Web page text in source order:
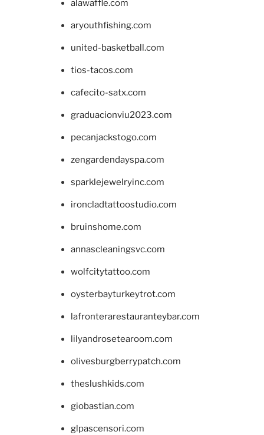
alawaffle.com
aryouthfishing.com
united-basketball.com
tios-tacos.com
cafecito-satx.com
graduacionviu2023.com
pecanjackstogo.com
zengardendayspa.com
sparklejewelryinc.com
ironcladtattoostudio.com
bruinshome.com
annascleaningsvc.com
wolfcitytattoo.com
oysterbayturkeytrot.com
lafronterarestauranteybar.com
lilyandrosetearoom.com
olivesburgberrypatch.com
theslushkids.com
giobastian.com
glpascensori.com